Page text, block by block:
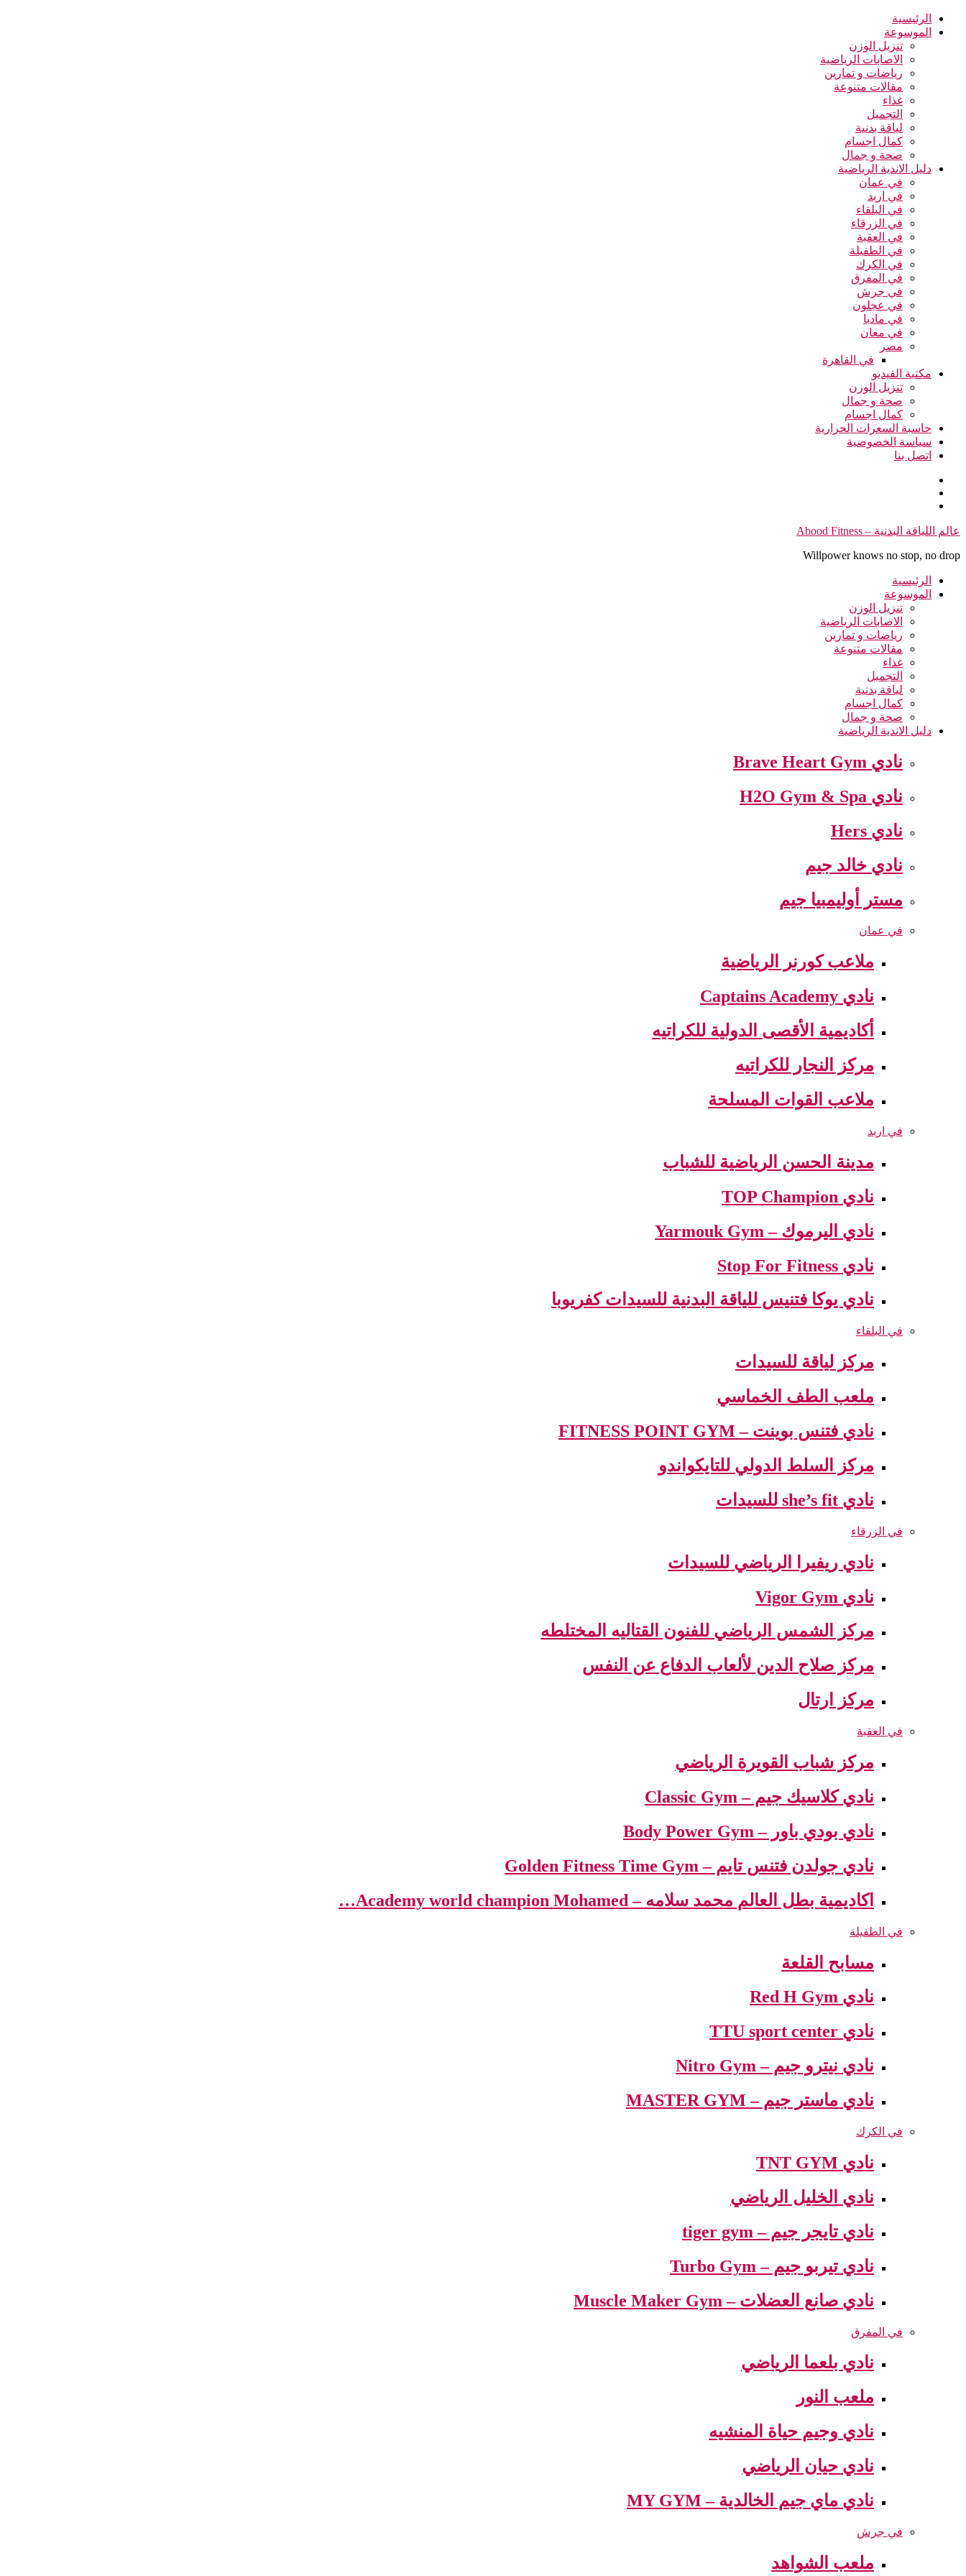
الرئيسية
الموسوعة
تنزيل الوزن
الاصابات الرياضية
رياضات و تمارين
مقالات متنوعة
غذاء
التجميل
لياقة بدنية
كمال اجسام
صحة و جمال
دليل الاندية الرياضية
في عمان
في اربد
في البلقاء
في الزرقاء
في العقبة
في الطفيلة
في الكرك
في المفرق
في جرش
في عجلون
في مادبا
في معان
مصر
في القاهرة
مكتبة الفيديو
تنزيل الوزن
صحة و جمال
كمال اجسام
حاسبة السعرات الحرارية
سياسة الخصوصية
اتصل بنا
التجاوز
المحتوى
عالم اللياقة البدنية – Abood Fitness
Willpower knows no stop, no drop
الرئيسية
الموسوعة
تنزيل الوزن
الاصابات الرياضية
رياضات و تمارين
مقالات متنوعة
غذاء
التجميل
لياقة بدنية
كمال اجسام
صحة و جمال
دليل الاندية الرياضية
نادي Brave Heart Gym
نادي H2O Gym & Spa
نادي Hers
نادي خالد جيم
مستر أوليمبيا جيم
في عمان
ملاعب كورنر الرياضية
نادي Captains Academy
أكاديمية الأقصى الدولية للكراتيه
مركز النجار للكراتيه
ملاعب القوات المسلحة
في اربد
مدينة الحسن الرياضية للشباب
نادي TOP Champion
نادي اليرموك – Yarmouk Gym
نادي Stop For Fitness
نادي يوكا فتنيس للياقة البدنية للسيدات كفريوبا
في البلقاء
مركز لياقة للسيدات
ملعب الطف الخماسي
نادي فتنس بوينت – FITNESS POINT GYM
مركز السلط الدولي للتايكواندو
نادي she’s fit للسيدات
في الزرقاء
نادي ريفيرا الرياضي للسيدات
نادي Vigor Gym
مركز الشمس الرياضي للفنون القتاليه المختلطه
مركز صلاح الدين لألعاب الدفاع عن النفس
مركز ارتال
في العقبة
مركز شباب القويرة الرياضي
نادي كلاسيك جيم – Classic Gym
نادي بودي باور – Body Power Gym
نادي جولدن فتنس تايم – Golden Fitness Time Gym
اكاديمية بطل العالم محمد سلامه – Academy world champion Mohamed…
في الطفيلة
مسابح القلعة
نادي Red H Gym
نادي TTU sport center
نادي نيترو جيم – Nitro Gym
نادي ماستر جيم – MASTER GYM
في الكرك
نادي TNT GYM
نادي الخليل الرياضي
نادي تايجر جيم – tiger gym
نادي تيربو جيم – Turbo Gym
نادي صانع العضلات – Muscle Maker Gym
في المفرق
نادي بلعما الرياضي
ملعب النور
نادي وجيم حياة المنشيه
نادي حيان الرياضي
نادي ماي جيم الخالدية – MY GYM
في جرش
ملعب الشواهد